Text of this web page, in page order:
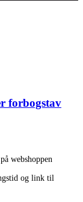
forbogstav
webshoppen
og link til